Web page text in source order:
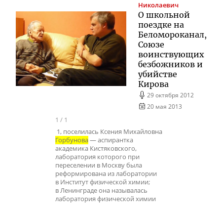
Николаевич
О школьной
поездке на
Беломороканал,
Союзе
воинствующих
безбожников и
убийстве
Кирова
29 октября 2012
20 мая 2013
1 / 1
1, поселилась Ксения Михайловна
Горбунова— аспирантка
академика Кистяковского,
лаборатория которого при
переселении в Москву была
реформирована из лаборатории
в Институт физической химии;
в Ленинграде она называлась
лаборатория физической химии